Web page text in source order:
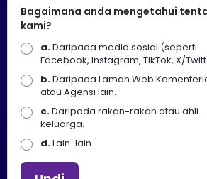
8891
7100
Penafian : Kerajaan Malaysia dan
Pelancongan Seni dan Budaya
bertanggungjawab atas kehilangan
disebabkan oleh penggunaan mana-
yang diperolehi dari portal ini.
Bagaimana anda mengetahui
kami?
a.Daripada media sosial (seperti
Facebook, Instagram, TikTok, X/
b.Daripada Laman Web
atau Agensi lain.
c.Daripada rakan-rakan atau ahli
keluarga.
d.Lain-lain.
Apa Khabar! Selamat datang ke Portal
Pelancongan, Seni dan Budaya